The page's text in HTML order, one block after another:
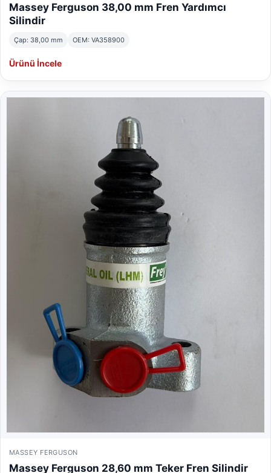
Massey Ferguson 38,00 mm Fren Yardımcı
Silindir
Çap: 38,00 mm OEM: VA358900
Ürünü İncele
MASSEY FERGUSON
Massey Ferguson 28,60 mm Teker Fren Silindir